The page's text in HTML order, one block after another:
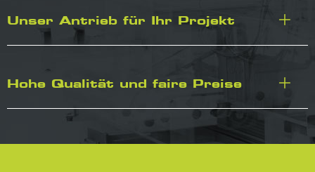
Unser Antrieb für Ihr Projekt
Hohe Qualität und faire Preise